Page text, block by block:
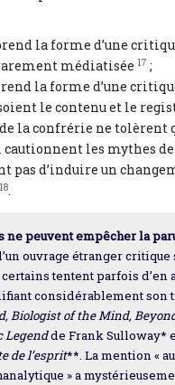
la forme d’une
médiatisée 17 ;
la forme d’une
le contenu et le
la confrérie ne tolèrent
cautionnent les mythes
pas d’induire un
18.
ne peuvent empêcher la
ouvrage étranger critique
tentent parfois d’en
considérablement son
Biologist of the Mind,
Legendde Frank Sulloway*
de l’esprit**. La mention «
» a